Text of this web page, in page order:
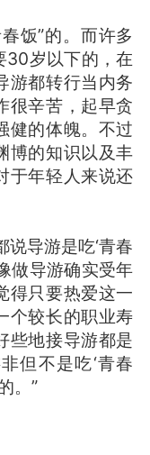
饭”的。而许多
30岁以下的，在
游都转行当内务
很辛苦，起早贪
健的体魄。不过
博的知识以及丰
于年轻人来说还
导游是吃‘青春
做导游确实受年
得只要热爱这一
个较长的职业寿
些地接导游都是
但不是吃‘青春
。”